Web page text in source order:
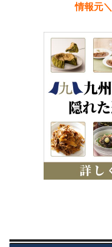
情報元＼